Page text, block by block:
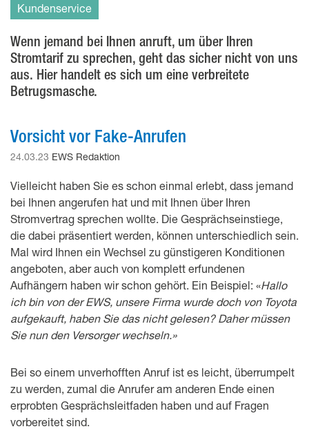
Kundenservice
Wenn jemand bei Ihnen anruft, um über Ihren
Stromtarif zu sprechen, geht das sicher nicht von uns
aus. Hier handelt es sich um eine verbreitete
Betrugsmasche.
Vorsicht vor Fake-Anrufen
24.03.23 EWS Redaktion
Vielleicht haben Sie es schon einmal erlebt, dass jemand
bei Ihnen angerufen hat und mit Ihnen über Ihren
Stromvertrag sprechen wollte. Die Gesprächseinstiege,
die dabei präsentiert werden, können unterschiedlich sein.
Mal wird Ihnen ein Wechsel zu günstigeren Konditionen
angeboten, aber auch von komplett erfundenen
Aufhängern haben wir schon gehört. Ein Beispiel: «Hallo
ich bin von der EWS, unsere Firma wurde doch von Toyota
aufgekauft, haben Sie das nicht gelesen? Daher müssen
Sie nun den Versorger wechseln.»
Bei so einem unverhofften Anruf ist es leicht, überrumpelt
zu werden, zumal die Anrufer am anderen Ende einen
erprobten Gesprächsleitfaden haben und auf Fragen
vorbereitet sind.